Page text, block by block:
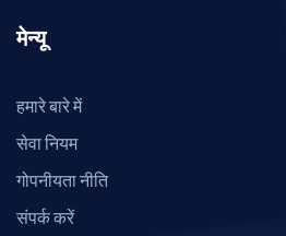
मेन्यू
हमारे बारे में
सेवा नियम
गोपनीयता नीति
संपर्क करें